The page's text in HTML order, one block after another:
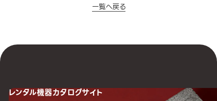
一覧へ戻る
レンタル機器カタログサイト